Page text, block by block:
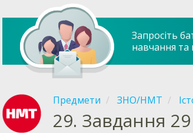
Запросіть
навчання та
Предмети ЗНО/НМТ
29. Завдання 29